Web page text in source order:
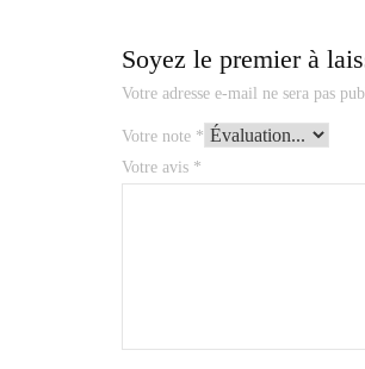
Soyez le premier à
Votre adresse e-mail ne sera pas
Votre note *
Votre avis *